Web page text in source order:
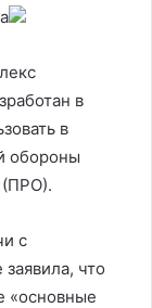
в
в
обороны
(ПРО).
с
что
«основные